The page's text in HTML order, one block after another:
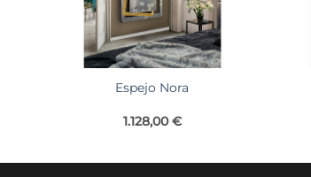
Espejo Nora
1.128,00€